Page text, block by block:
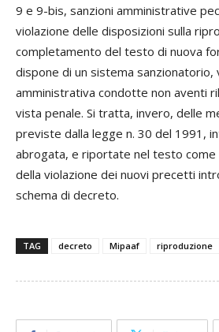
9 e 9-bis, sanzioni amministrative
violazione delle disposizioni sulla
completamento del testo di nuova
dispone di un sistema sanzionatorio,
amministrativa condotte non aventi
vista penale. Si tratta, invero, delle
previste dalla legge n. 30 del 1991,
abrogata, e riportate nel testo come
della violazione dei nuovi precetti
schema di decreto.
TAG decreto Mipaaf riproduzione